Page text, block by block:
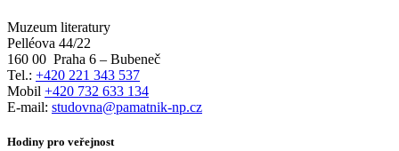
Muzeum literatury
Pelléova 44/22
160 00 Praha 6 – Bubeneč
Tel.: +420 221 343 537
Mobil +420 732 633 134
E-mail: studovna@pamatnik-np.cz
Hodiny pro veřejnost